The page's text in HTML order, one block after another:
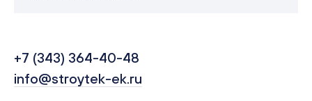
+7 (343) 364-40-48
info@stroytek-ek.ru